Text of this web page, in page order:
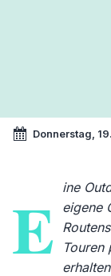
Donnerstag,
E ine
eigene
Touren